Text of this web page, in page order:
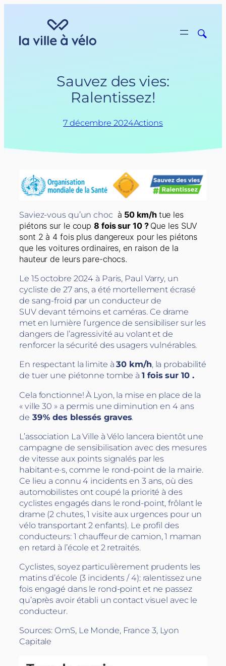
Sauvez des vies:
Ralentissez!
7 décembre 2024Actions
Saviez-vous qu’un choc à 50 km/h tue les
piétons sur le coup 8 fois sur 10 ? Que les SUV
sont 2 à 4 fois plus dangereux pour les piétons
que les voitures ordinaires, en raison de la
hauteur de leurs pare-chocs.
Le 15 octobre 2024 à Paris, Paul Varry, un
cycliste de 27 ans, a été mortellement écrasé
de sang-froid par un conducteur de
SUV devant témoins et caméras. Ce drame
met en lumière l’urgence de sensibiliser sur les
dangers de l’agressivité au volant et de
renforcer la sécurité des usagers vulnérables.
En respectant la limite à30 km/h, la probabilité
de tuer une piétonne tombe à1 fois sur 10 .
Cela fonctionne! À Lyon, la mise en place de la
« ville 30 » a permis une diminution en 4 ans
de 39 % des blessés graves.
L’association La Ville à Vélo lancera bientôt une
campagne de sensibilisation avec des mesures
de vitesse aux points signalés par les
habitant·e·s, comme le rond-point de la mairie.
Ce lieu a connu 4 incidents en 3 ans, où des
automobilistes ont coupé la priorité à des
cyclistes engagés dans le rond-point, frôlant le
drame (2 chutes, 1 visite aux urgences pour un
vélo transportant 2 enfants). Le profil des
conducteurs: 1 chauffeur de camion, 1 maman
en retard à l’école et 2 retraités.
Cyclistes, soyez particulièrement prudents les
matins d’école (3 incidents / 4): ralentissez une
fois engagé dans le rond-point et ne passez
qu’après avoir établi un contact visuel avec le
conducteur.
Sources: OmS, Le Monde, France 3, Lyon
Capitale